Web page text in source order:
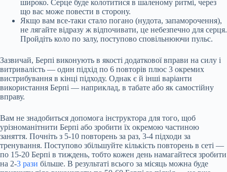
широко. Серце буде колотитися в шаленому ритмі, через
що вас може повести в сторону.
Якщо вам все-таки стало погано (нудота, запаморочення),
не лягайте відразу ж відпочивати, це небезпечно для серця.
Пройдіть коло по залу, поступово сповільнюючи пульс.
Зазвичай, Берпі виконують в якості додаткової вправи на силу і
витривалість — один підхід по 6 повторів плюс 3 окремих
вистрибування в кінці підходу. Однак є й інші варіанти
використання Берпі — наприклад, в табате або як самостійну
вправу.
Вам не знадобиться допомога інструктора для того, щоб
урізноманітнити Берпі або зробити їх окремою частиною
заняття. Почніть з 5-10 повторень за раз, 3-4 підходи за
тренування. Поступово збільшуйте кількість повторень в сеті —
по 15-20 Берпі в тиждень, тобто кожен день намагайтеся зробити
на 2-3 рази більше. В результаті всього за місяць можна буде